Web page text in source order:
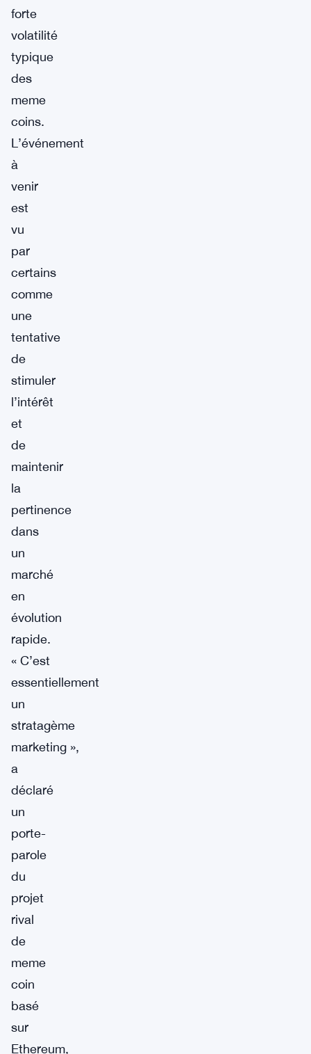
forte
volatilité
typique
des
meme
coins.
L’événement
à
venir
est
vu
par
certains
comme
une
tentative
de
stimuler
l’intérêt
et
de
maintenir
la
pertinence
dans
un
marché
en
évolution
rapide.
« C’est
essentiellement
un
stratagème
marketing »,
a
déclaré
un
porte-
parole
du
projet
rival
de
meme
coin
basé
sur
Ethereum,